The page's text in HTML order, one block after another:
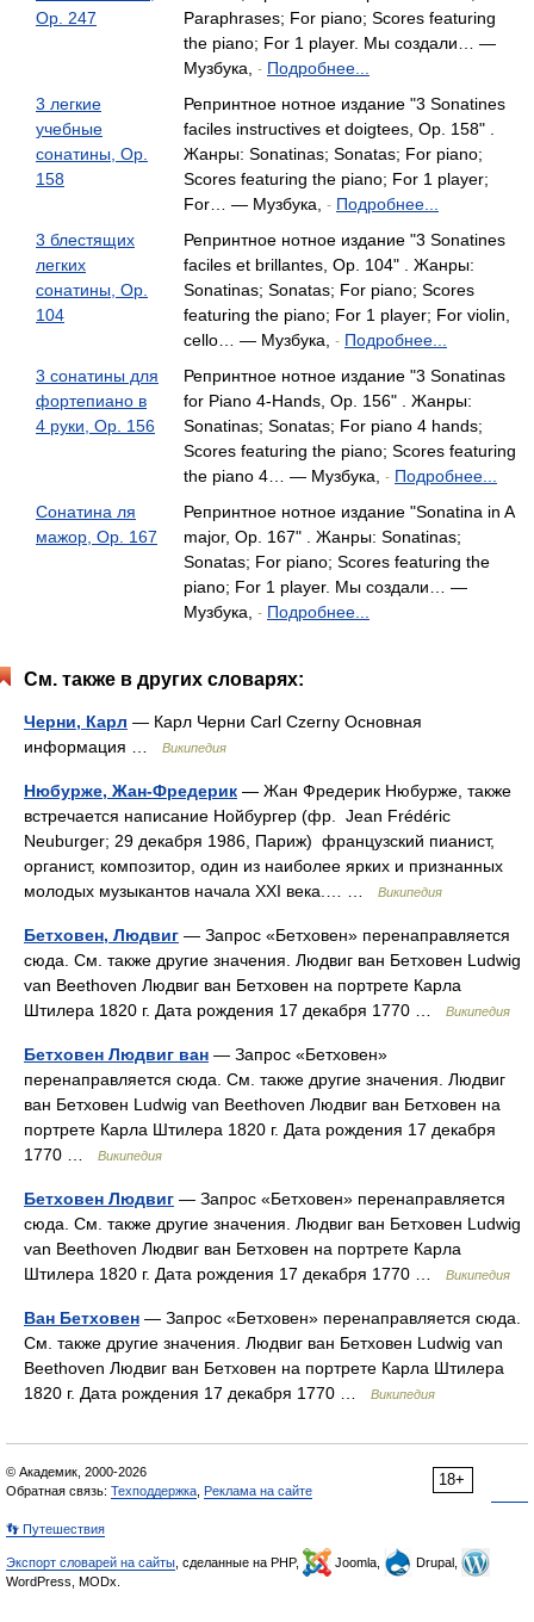
Op. 247
Paraphrases; For piano; Scores featuring
the piano; For 1 player. Мы создали… —
Музбука,
- Подробнее...
3 легкие
учебные
сонатины, Op.
158
Репринтное нотное издание "3 Sonatines
faciles instructives et doigtees, Op. 158" .
Жанры: Sonatinas; Sonatas; For piano;
Scores featuring the piano; For 1 player;
For… — Музбука,
- Подробнее...
3 блестящих
легких
сонатины, Op.
104
Репринтное нотное издание "3 Sonatines
faciles et brillantes, Op. 104" . Жанры:
Sonatinas; Sonatas; For piano; Scores
featuring the piano; For 1 player; For violin,
cello… — Музбука,
- Подробнее...
3 сонатины для
фортепиано в
4 руки, Op. 156
Репринтное нотное издание "3 Sonatinas
for Piano 4-Hands, Op. 156" . Жанры:
Sonatinas; Sonatas; For piano 4 hands;
Scores featuring the piano; Scores featuring
the piano 4… — Музбука,
- Подробнее...
Сонатина ля
мажор, Op. 167
Репринтное нотное издание "Sonatina in A
major, Op. 167" . Жанры: Sonatinas;
Sonatas; For piano; Scores featuring the
piano; For 1 player. Мы создали… —
Музбука,
- Подробнее...
См. также в других словарях:
Черни, Карл — Карл Черни Carl Czerny Основная
информация …
Википедия
Нюбурже, Жан-Фредерик — Жан Фредерик Нюбурже, также
встречается написание Нойбургер (фр. Jean Frédéric
Neuburger; 29 декабря 1986, Париж) французский пианист,
органист, композитор, один из наиболее ярких и признанных
молодых музыкантов начала XXI века.… …
Википедия
Бетховен, Людвиг — Запрос «Бетховен» перенаправляется
сюда. Cм. также другие значения. Людвиг ван Бетховен Ludwig
van Beethoven Людвиг ван Бетховен на портрете Карла
Штилера 1820 г. Дата рождения 17 декабря 1770 …
Википедия
Бетховен Людвиг ван — Запрос «Бетховен»
перенаправляется сюда. Cм. также другие значения. Людвиг
ван Бетховен Ludwig van Beethoven Людвиг ван Бетховен на
портрете Карла Штилера 1820 г. Дата рождения 17 декабря
1770 …
Википедия
Бетховен Людвиг — Запрос «Бетховен» перенаправляется
сюда. Cм. также другие значения. Людвиг ван Бетховен Ludwig
van Beethoven Людвиг ван Бетховен на портрете Карла
Штилера 1820 г. Дата рождения 17 декабря 1770 …
Википедия
Ван Бетховен — Запрос «Бетховен» перенаправляется сюда.
Cм. также другие значения. Людвиг ван Бетховен Ludwig van
Beethoven Людвиг ван Бетховен на портрете Карла Штилера
1820 г. Дата рождения 17 декабря 1770 …
Википедия
18+
© Академик, 2000-2026
Обратная связь: Техподдержка Реклама на сайте
👣 Путешествия
Экспорт словарей на сайты , сделанные на PHP, Joomla,
Drupal,
WordPress, MODx.